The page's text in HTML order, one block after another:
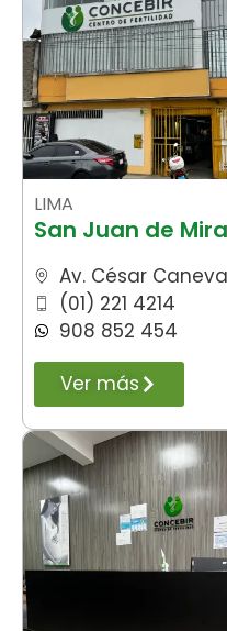
LIMA
San Juan de
Av. César
(01) 221 4214
908 852 454
Ver más